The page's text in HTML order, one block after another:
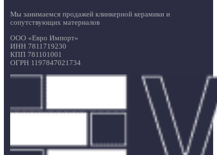
Мы занимаемся продажей клинкерной керамики и
сопутствующих материалов
ООО «Евро Импорт»
ИНН 7811719230
КПП 781101001
ОГРН 1197847021734